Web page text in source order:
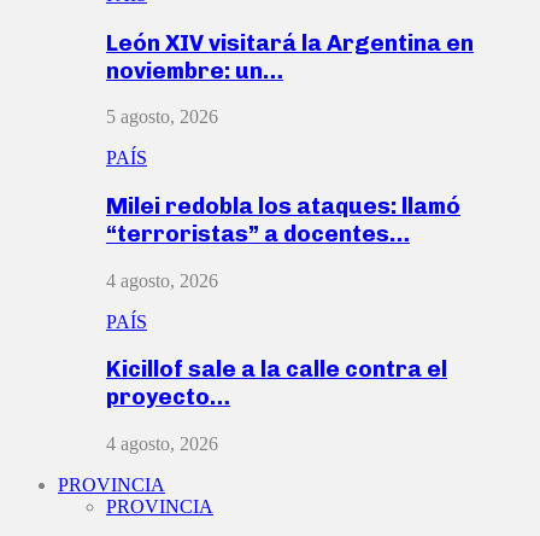
León XIV visitará la Argentina en
noviembre: un…
5 agosto, 2026
PAÍS
Milei redobla los ataques: llamó
“terroristas” a docentes…
4 agosto, 2026
PAÍS
Kicillof sale a la calle contra el
proyecto…
4 agosto, 2026
PROVINCIA
PROVINCIA